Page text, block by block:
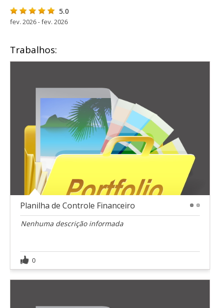
5.0
fev. 2026 - fev. 2026
Trabalhos:
Planilha de Controle Financeiro
Nenhuma descrição informada
0